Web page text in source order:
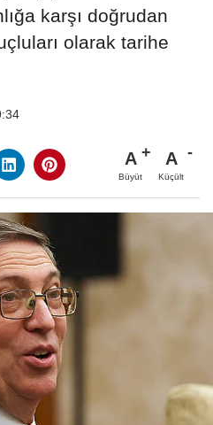
karşı doğrudan
olarak tarihe
A
Büyüt
A
Küçült